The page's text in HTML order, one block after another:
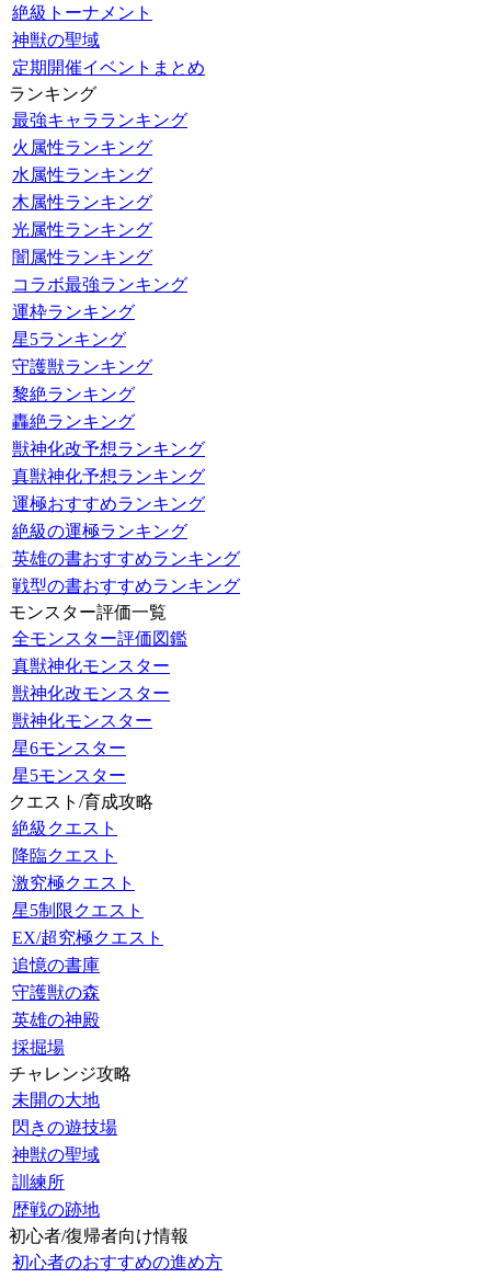
絶級トーナメント
神獣の聖域
定期開催イベントまとめ
ランキング
最強キャラランキング
火属性ランキング
水属性ランキング
木属性ランキング
光属性ランキング
闇属性ランキング
コラボ最強ランキング
運枠ランキング
星5ランキング
守護獣ランキング
黎絶ランキング
轟絶ランキング
獣神化改予想ランキング
真獣神化予想ランキング
運極おすすめランキング
絶級の運極ランキング
英雄の書おすすめランキング
戦型の書おすすめランキング
モンスター評価一覧
全モンスター評価図鑑
真獣神化モンスター
獣神化改モンスター
獣神化モンスター
星6モンスター
星5モンスター
クエスト/育成攻略
絶級クエスト
降臨クエスト
激究極クエスト
星5制限クエスト
EX/超究極クエスト
追憶の書庫
守護獣の森
英雄の神殿
採掘場
チャレンジ攻略
未開の大地
閃きの遊技場
神獣の聖域
訓練所
歴戦の跡地
初心者/復帰者向け情報
初心者のおすすめの進め方